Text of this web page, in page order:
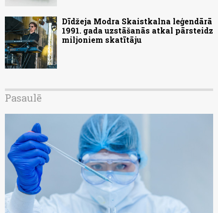
Dīdžeja Modra Skaistkalna leģendārā
1991. gada uzstāšanās atkal pārsteidz
miljoniem skatītāju
Pasaulē